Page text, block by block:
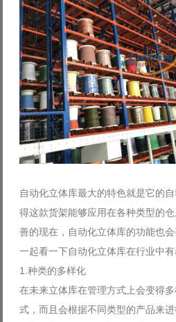
自动化立体库最大的特色就是它的
得这款货架能够应用在各种类型的
善的现在，自动化立体库的功能也
一起看一下自动化立体库在行业中有
1.种类的多样化
在未来立体库在管理方式上会变得
式，而且会根据不同类型的产品来进